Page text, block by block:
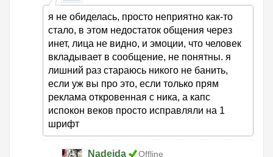
я не обиделась, просто неприятно как-то
стало, в этом недостаток общения через
инет, лица не видно, и эмоции, что человек
вкладывает в сообщение, не понятны. я
лишний раз стараюсь никого не банить,
если уж вы про это, если только прям
реклама откровенная с ника, а капс
испокон веков просто исправляли на 1
шрифт
Nadejda
Offline